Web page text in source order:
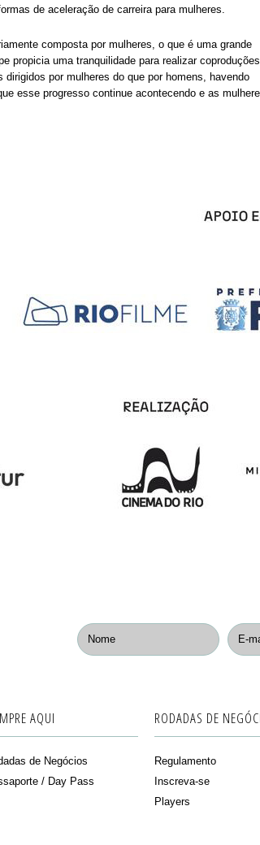
de aceleração de carreira para mulheres.
composta por mulheres, o que é uma grande
propicia uma tranquilidade para realizar
por mulheres do que por homens, havendo
esse progresso continue acontecendo e as
AQUI
de Negócios
/ Day Pass
RODADAS DE
Regulamento
Inscreva-se
Players